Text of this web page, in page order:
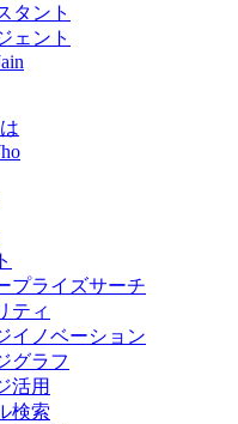
タント
ェント
プライズサーチ
ティ
イノベーション
グラフ
活用
検索